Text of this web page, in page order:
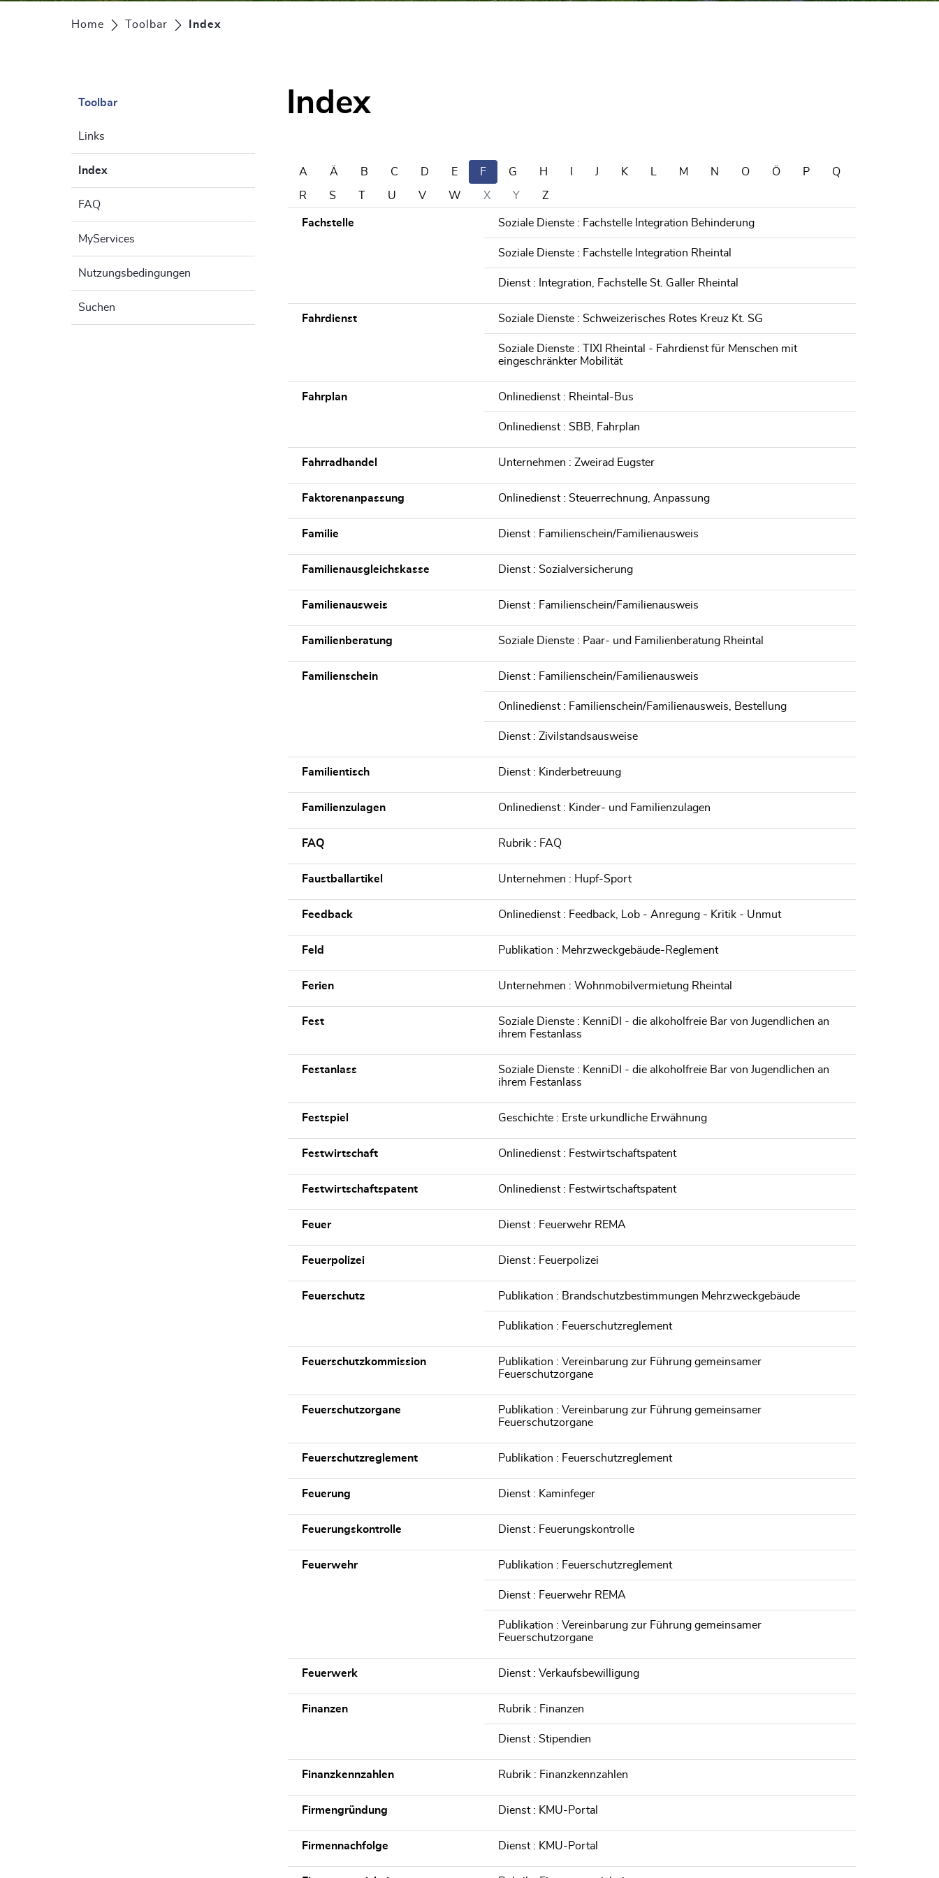
Home Toolbar Index
Toolbar
Links
Index
FAQ
MyServices
Nutzungsbedingungen
Suchen
Index
A Ä B C D E F G H J K M N O Ö P Q
R S U V W X Y Z
Fachstelle Soziale Dienste : Fachstelle Integration Behinderung
Soziale Dienste : Fachstelle Integration Rheintal
Dienst : Integration, Fachstelle St. Galler Rheintal
Fahrdienst Soziale Dienste : Schweizerisches Rotes Kreuz Kt. SG
Soziale Dienste : TIXI Rheintal - Fahrdienst für Menschen mit
eingeschränkter Mobilität
Fahrplan Onlinedienst : Rheintal-Bus
Onlinedienst : SBB, Fahrplan
Fahrradhandel Unternehmen : Zweirad Eugster
Faktorenanpassung Onlinedienst : Steuerrechnung, Anpassung
Familie Dienst : Familienschein/Familienausweis
Familienausgleichskasse Dienst : Sozialversicherung
Familienausweis Dienst : Familienschein/Familienausweis
Familienberatung Soziale Dienste : Paar- und Familienberatung Rheintal
Familienschein Dienst : Familienschein/Familienausweis
Onlinedienst : Familienschein/Familienausweis, Bestellung
Dienst : Zivilstandsausweise
Familientisch Dienst : Kinderbetreuung
Familienzulagen Onlinedienst : Kinder- und Familienzulagen
FAQ Rubrik : FAQ
Faustballartikel Unternehmen : Hupf-Sport
Feedback Onlinedienst : Feedback, Lob - Anregung - Kritik - Unmut
Feld Publikation : Mehrzweckgebäude-Reglement
Ferien Unternehmen : Wohnmobilvermietung Rheintal
Fest
Soziale Dienste : KenniDI - die alkoholfreie Bar von Jugendlichen an
ihrem Festanlass
Festanlass
Soziale Dienste : KenniDI - die alkoholfreie Bar von Jugendlichen an
ihrem Festanlass
Festspiel Geschichte : Erste urkundliche Erwähnung
Festwirtschaft Onlinedienst : Festwirtschaftspatent
Festwirtschaftspatent Onlinedienst : Festwirtschaftspatent
Feuer Dienst : Feuerwehr REMA
Feuerpolizei Dienst : Feuerpolizei
Feuerschutz Publikation : Brandschutzbestimmungen Mehrzweckgebäude
Publikation : Feuerschutzreglement
Feuerschutzkommission
Publikation : Vereinbarung zur Führung gemeinsamer
Feuerschutzorgane
Feuerschutzorgane
Publikation : Vereinbarung zur Führung gemeinsamer
Feuerschutzorgane
Feuerschutzreglement Publikation : Feuerschutzreglement
Feuerung Dienst : Kaminfeger
Feuerungskontrolle Dienst : Feuerungskontrolle
Feuerwehr Publikation : Feuerschutzreglement
Dienst : Feuerwehr REMA
Publikation : Vereinbarung zur Führung gemeinsamer
Feuerschutzorgane
Feuerwerk Dienst : Verkaufsbewilligung
Finanzen Rubrik : Finanzen
Dienst : Stipendien
Finanzkennzahlen Rubrik : Finanzkennzahlen
Firmengründung Dienst : KMU-Portal
Firmennachfolge Dienst : KMU-Portal